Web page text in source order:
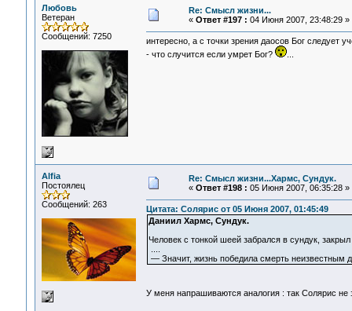
Любовь
Ветеран
Сообщений: 7250
Re: Смысл жизни...
« Ответ #197 : 04 Июня 2007, 23:48:29 »
интересно, а с точки зрения даосов Бог следует
- что случится если умрет Бог?
...
Alfia
Постоялец
Сообщений: 263
Re: Смысл жизни...Хармс, Сундук.
« Ответ #198 : 05 Июня 2007, 06:35:28 »
Цитата: Солярис от 05 Июня 2007, 01:45:49
Даниил Хармс, Сундук.
Человек с тонкой шеей забрался в сундук,
— Значит, жизнь победила смерть неизвестным
У меня напрашиваются аналогия : так Солярис